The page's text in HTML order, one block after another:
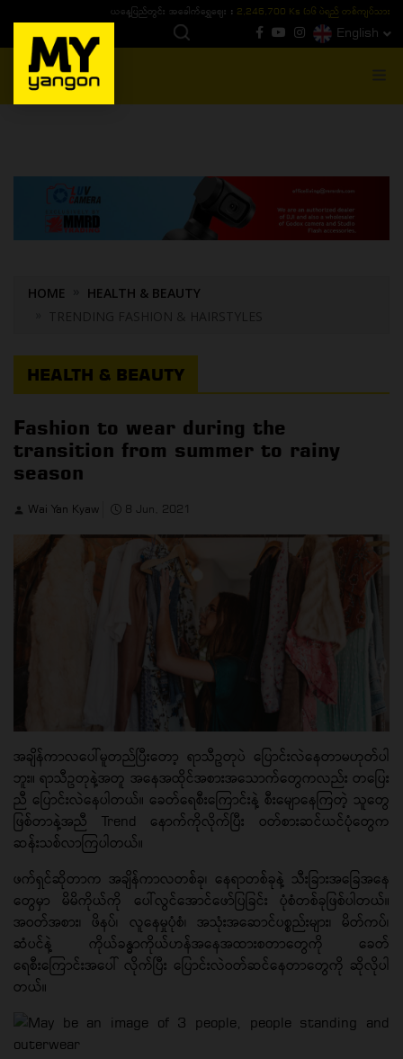
ယနေ့ပြည်တွင်း ၁၅ ပဲရည်ရွှေဈေး :3,770,000 - ပြင်ပပေါက်စျေး (၁၆ ပဲရည် တစ်ကျပ်
English
MENU
HOME
HEALTH & BEAUTY
TRENDING FASHION & HAIRSTYLES
HEALTH & BEAUTY
Fashion to wear during the
transition from summer to rainy
season
Wai Yan Kyaw 8 Jun, 2021
အချိန်ကာလပေါ်မူတည်ပြီးတော့ ရာသီဥတုပဲ ပြောင်းလဲနေတာမဟုတ်ပါ
ဘူး။ ရာသီဥတုနဲ့အတူ အနေအထိုင်အစားအသောက်တွေကလည်း တပြေး
ညီ ပြောင်းလဲနေပါတယ်။ ခေတ်ရေစီးကြောင်းနဲ့ စီးမျောနေကြတဲ့ သူတွေ
ဖြစ်တာနဲ့အညီ Trend နောက်ကိုလိုက်ပြီး ဝတ်စားဆင်ယင်ပုံတွေက
ဆန်းသစ်လာကြပါတယ်။
ဖက်ရှင်ဆိုတာက အချိန်ကာလတစ်ခု၊ နေရာတစ်ခုနဲ့ သီးခြားအခြေအနေ
တွေမှာ မိမိကိုယ်ကို ပေါ်လွင်အောင်ဖော်ပြခြင်း ပုံစံတစ်ခုဖြစ်ပါတယ်။
အဝတ်အစား၊ ဖိနပ်၊ လူနေမှုပုံစံ၊ အသုံးအဆောင်ပစ္စည်းများ၊ မိတ်ကပ်၊
ဆံပင်နဲ့ ကိုယ်ခန္ဓာကိုယ်ဟန်အနေအထားစတာတွေကို ခေတ်
ရေစီးကြောင်းအပေါ် လိုက်ပြီး ပြောင်းလဲဝတ်ဆင်နေတာတွေကို ဆိုလိုပါ
တယ်။